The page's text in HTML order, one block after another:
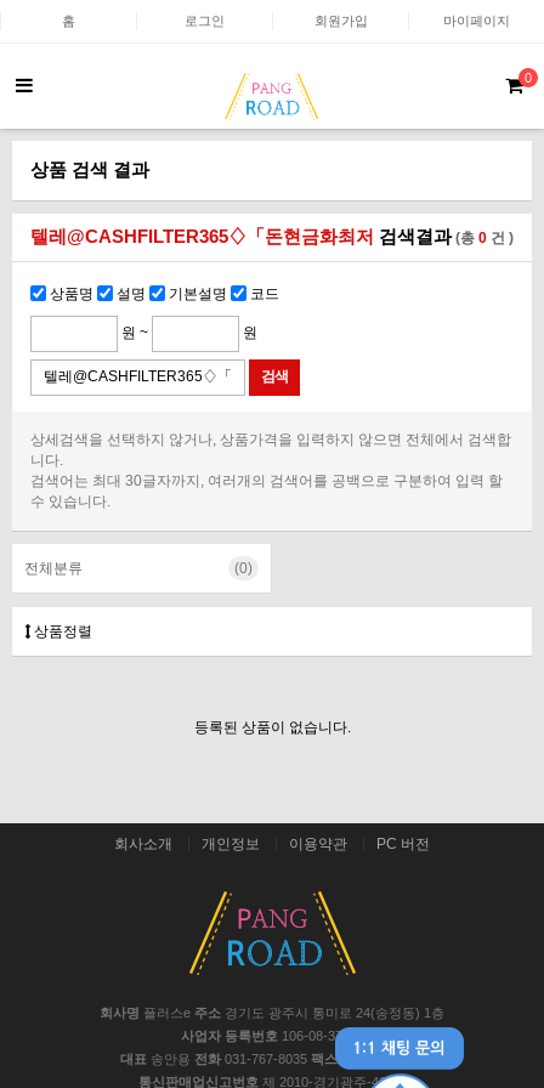
홈 로그인 회원가입 마이페이지
0
상품 검색 결과
텔레@CASHFILTER365♢「돈현금화최저 검색결과(총 0 건 )
상품명 설명 기본설명 코드
원 ~ 원
상세검색을 선택하지 않거나, 상품가격을 입력하지 않으면 전체에서 검색합
니다.
검색어는 최대 30글자까지, 여러개의 검색어를 공백으로 구분하여 입력 할
수 있습니다.
전체분류 (0)
상품정렬
등록된 상품이 없습니다.
회사소개 개인정보 이용약관 PC 버전
회사명 플러스e 주소 경기도 광주시 통미로 24(송정동) 1층
사업자 등록번호 106-08-37441
대표 송안용 전화 031-767-8035 팩스 031-767-8048
통신판매업신고번호 제 2010-경기광주-467호